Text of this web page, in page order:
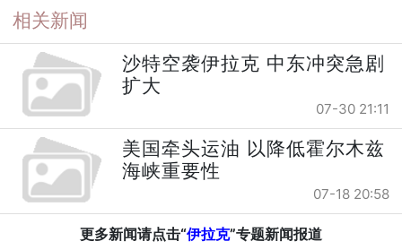
相关新闻
沙特空袭伊拉克 中东冲突急剧
扩大
07-30 21:11
美国牵头运油 以降低霍尔木兹
海峡重要性
07-18 20:58
更多新闻请点击“伊拉克”专题新闻报道